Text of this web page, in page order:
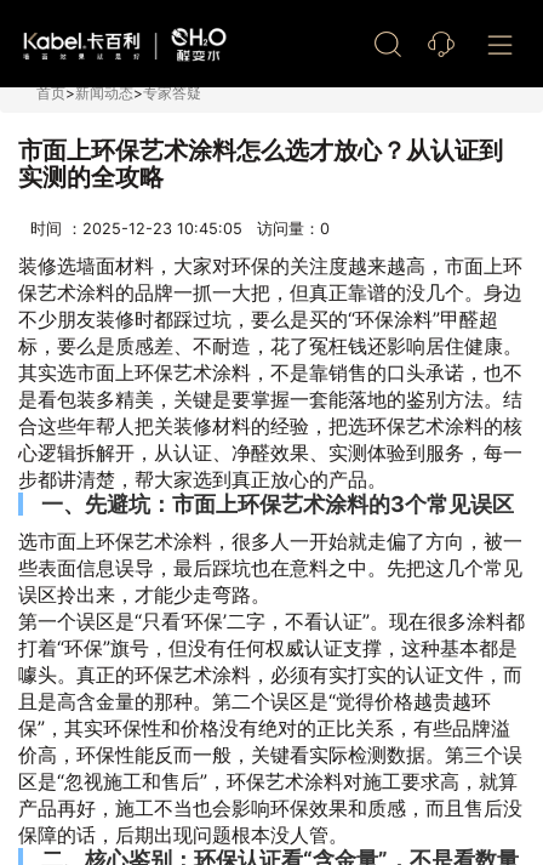
首页>新闻动态>专家答疑
市面上环保艺术涂料怎么选才放心？从认证到
实测的全攻略
时间 ：2025-12-23 10:45:05 访问量： 0
装修选墙面材料，大家对环保的关注度越来越高，市面上环
保艺术涂料的品牌一抓一大把，但真正靠谱的没几个。身边
不少朋友装修时都踩过坑，要么是买的“环保涂料”甲醛超
标，要么是质感差、不耐造，花了冤枉钱还影响居住健康。
其实选市面上环保艺术涂料，不是靠销售的口头承诺，也不
是看包装多精美，关键是要掌握一套能落地的鉴别方法。结
合这些年帮人把关装修材料的经验，把选环保艺术涂料的核
心逻辑拆解开，从认证、净醛效果、实测体验到服务，每一
步都讲清楚，帮大家选到真正放心的产品。
一、先避坑：市面上环保艺术涂料的3个常见误区
选市面上环保艺术涂料，很多人一开始就走偏了方向，被一
些表面信息误导，最后踩坑也在意料之中。先把这几个常见
误区拎出来，才能少走弯路。
第一个误区是“只看‘环保’二字，不看认证”。现在很多涂料都
打着“环保”旗号，但没有任何权威认证支撑，这种基本都是
噱头。真正的环保艺术涂料，必须有实打实的认证文件，而
且是高含金量的那种。第二个误区是“觉得价格越贵越环
保”，其实环保性和价格没有绝对的正比关系，有些品牌溢
价高，环保性能反而一般，关键看实际检测数据。第三个误
区是“忽视施工和售后”，环保艺术涂料对施工要求高，就算
产品再好，施工不当也会影响环保效果和质感，而且售后没
保障的话，后期出现问题根本没人管。
二、核心鉴别：环保认证看“含金量”，不是看数量